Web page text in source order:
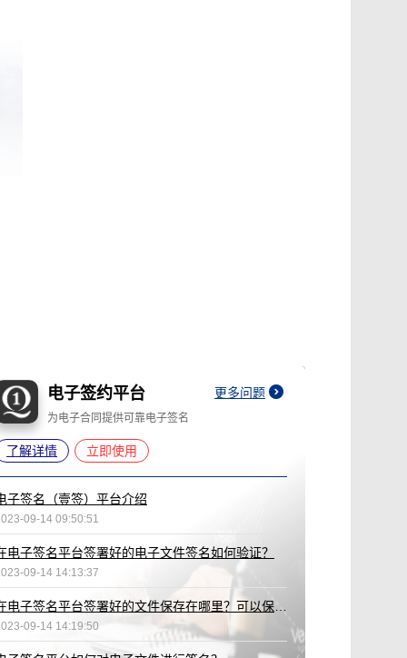
电子签约平台 更多问题
为电子合同提供可靠电子签名
了解详情 立即使用
子签名（壹签）平台介绍
09-14 09:50:51
电子签名平台签署好的电子文件签名如何验证？
09-14 14:13:37
09-14 14:19:50